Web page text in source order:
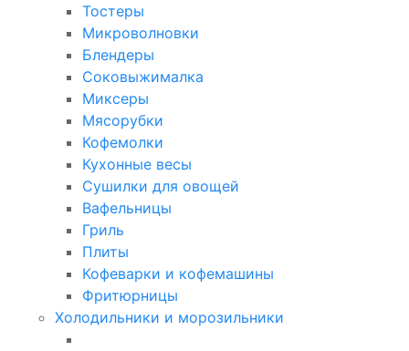
Тостеры
Микроволновки
Блендеры
Соковыжималка
Миксеры
Мясорубки
Кофемолки
Кухонные весы
Сушилки для овощей
Вафельницы
Гриль
Плиты
Кофеварки и кофемашины
Фритюрницы
Холодильники и морозильники